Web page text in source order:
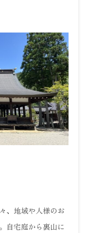
、地域や人様のお
自宅庭から裏山に